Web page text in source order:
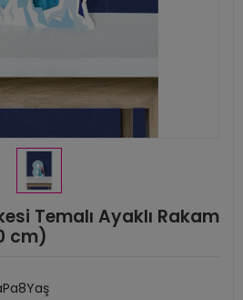
Temalı Ayaklı Rakam
cm)